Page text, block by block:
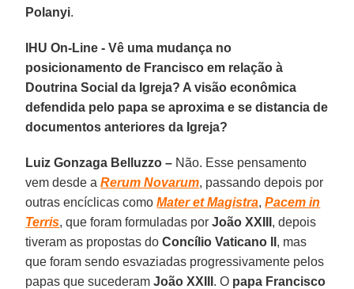
Polanyi.
IHU On-Line - Vê uma mudança no
posicionamento de Francisco em relação à
Doutrina Social da Igreja? A visão econômica
defendida pelo papa se aproxima e se distancia de
documentos anteriores da Igreja?
Luiz Gonzaga Belluzzo – Não. Esse pensamento
vem desde aRerum Novarum, passando depois por
outras encíclicas comoMater et Magistra,Pacem in
Terris, que foram formuladas porJoão XXIII , depois
tiveram as propostas doConcílio Vaticano II , mas
que foram sendo esvaziadas progressivamente pelos
papas que sucederamJoão XXIII . O papa Francisco